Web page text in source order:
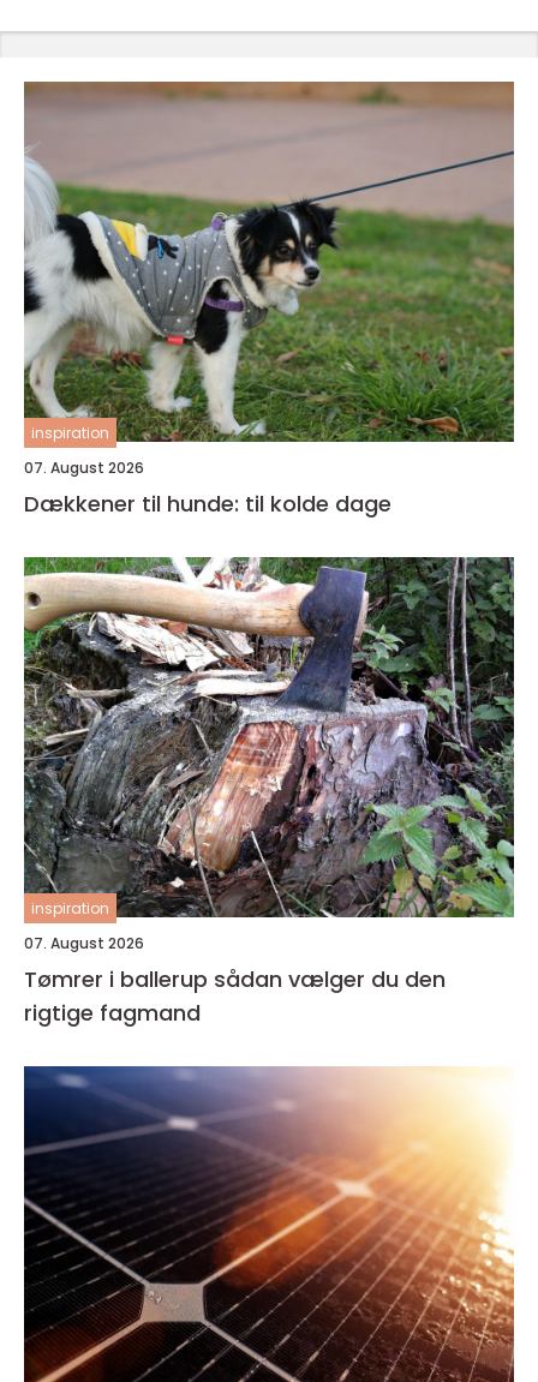
inspiration
07. August 2026
Dækkener til hunde: til kolde dage
inspiration
07. August 2026
Tømrer i ballerup sådan vælger du den
rigtige fagmand